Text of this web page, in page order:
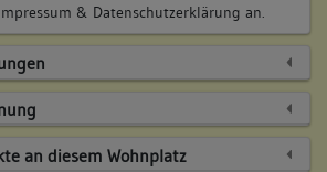
& Datenschutzerklärung an.
an diesem Wohnplatz